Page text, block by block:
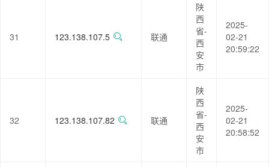
31 123.138.107.5 联通
陕
西
省-
西
安
市
2025-
02-21
20:59:22
32 123.138.107.82 联通
陕
西
省-
西
安
市
2025-
02-21
20:58:52